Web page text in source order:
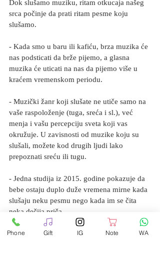
Dok slušamo muziku, ritam otkucaja našeg
srca počinje da prati ritam pesme koju
slušamo.
- Kada smo u baru ili kafiću, brza muzika će
nas podsticati da brže pijemo, a glasna
muzika će uticati na nas da pijemo više u
kraćem vremenskom periodu.
- Muzički žanr koji slušate ne utiče samo na
vaše raspoloženje (tuga, sreća i sl.), već
menja i vašu percepciju sveta koji vas
okružuje. U zavisnosti od muzike koju su
slušali, možete kod drugih ljudi lako
prepoznati sreću ili tugu.
- Jedna studija iz 2015. godine pokazuje da
bebe ostaju duplo duže vremena mirne kada
slušaju neku pesmu nego kada im se čita
neka dečija priča.
- Na svom prvom albumu  “For You”, Prince
Phone Gift IG Note WA